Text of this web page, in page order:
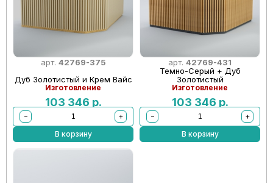
арт. 42769-375
Дуб Золотистый и Крем Вайс
Изготовление
103 346 р.
−
+
В корзину
арт. 42769-431
Темно-Серый + Дуб
Золотистый
Изготовление
103 346 р.
−
+
В корзину